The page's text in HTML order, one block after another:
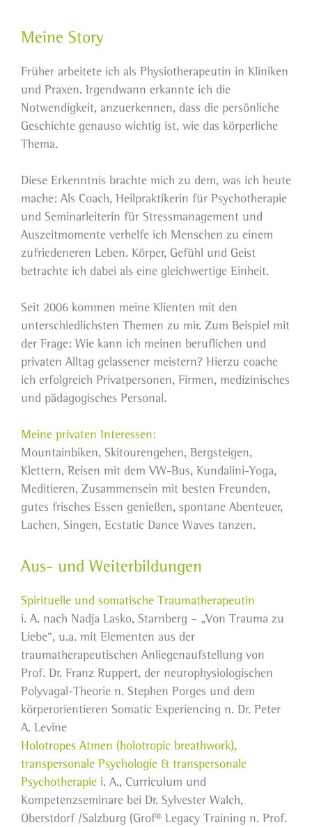
Meine Story
Früher arbeitete ich als Physiotherapeutin in Kliniken
und Praxen. Irgendwann erkannte ich die
Notwendigkeit, anzuerkennen, dass die persönliche
Geschichte genauso wichtig ist, wie das körperliche
Thema.
Diese Erkenntnis brachte mich zu dem, was ich heute
mache: Als Coach, Heilpraktikerin für Psychotherapie
und Seminarleiterin für Stressmanagement und
Auszeitmomente verhelfe ich Menschen zu einem
zufriedeneren Leben. Körper, Gefühl und Geist
betrachte ich dabei als eine gleichwertige Einheit.
Seit 2006 kommen meine Klienten mit den
unterschiedlichsten Themen zu mir. Zum Beispiel mit
der Frage: Wie kann ich meinen beruflichen und
privaten Alltag gelassener meistern? Hierzu coache
ich erfolgreich Privatpersonen, Firmen, medizinisches
und pädagogisches Personal.
Meine privaten Interessen:
Mountainbiken, Skitourengehen, Bergsteigen,
Klettern, Reisen mit dem VW-Bus, Kundalini-Yoga,
Meditieren, Zusammensein mit besten Freunden,
gutes frisches Essen genießen, spontane Abenteuer,
Lachen, Singen, Ecstatic Dance Waves tanzen.
Aus- und Weiterbildungen
Spirituelle und somatische Traumatherapeutin
i. A. nach Nadja Lasko, Starnberg – „Von Trauma zu
Liebe“, u.a. mit Elementen aus der
traumatherapeutischen Anliegenaufstellung von
Prof. Dr. Franz Ruppert, der neurophysiologischen
Polyvagal-Theorie n. Stephen Porges und dem
körperorientieren Somatic Experiencing n. Dr. Peter
A. Levine
Holotropes Atmen (holotropic breathwork),
transpersonale Psychologie & transpersonale
Psychotherapie i. A., Curriculum und
Kompetenzseminare bei Dr. Sylvester Walch,
Oberstdorf /Salzburg (Grof® Legacy Training n. Prof.